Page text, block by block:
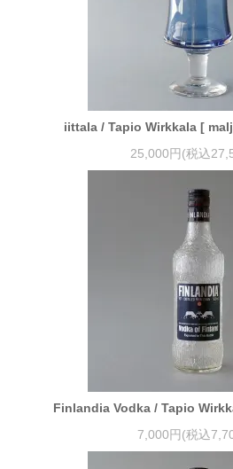
iittala / Tapio Wirkkala [
25,000円(税込
Finlandia Vodka / Tapio
7,000円(税込